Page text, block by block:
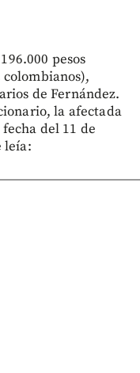
pesos
de Fernández.
la afectada
del 11 de
leía: